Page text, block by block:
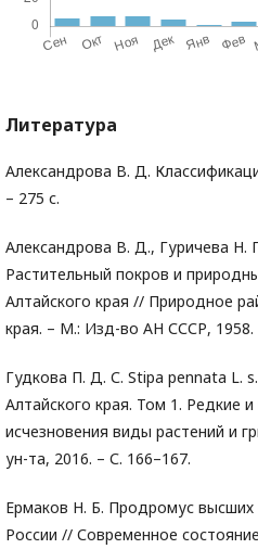
Литература
Александрова В. Д.
– 275 с.
Александрова В. Д., Гуричева Н.
Растительный покров и
Алтайского края // Природное
края. – М.: Изд-во АН СССР, 1958.
Гудкова П. Д. С. Stipa pennata L.
Алтайского края. Том 1. Редкие
исчезновения виды растений и
ун-та, 2016. – С. 166–167.
Ермаков Н. Б. Продромус высших
России // Современное